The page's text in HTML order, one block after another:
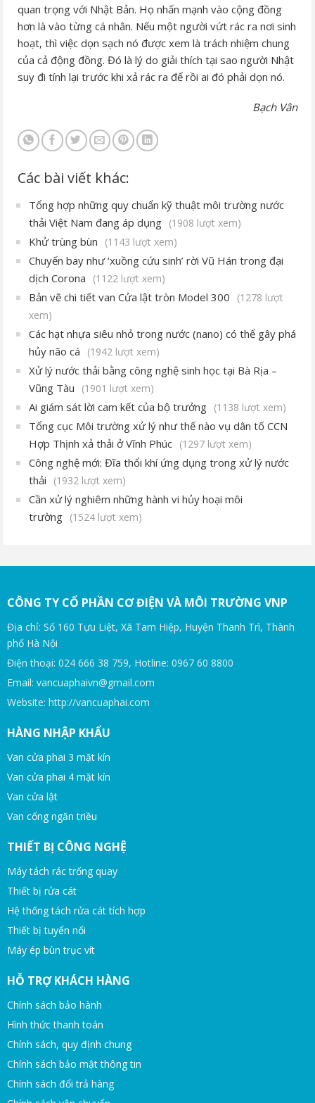
quan trọng với Nhật Bản. Họ nhấn mạnh vào cộng đồng
hơn là vào từng cá nhân. Nếu một người vứt rác ra nơi sinh
hoạt, thì việc dọn sạch nó được xem là trách nhiệm chung
của cả động đồng. Đó là lý do giải thích tại sao người Nhật
suy đi tính lại trước khi xả rác ra để rồi ai đó phải dọn nó.
Bạch Vân
Các bài viết khác:
Tổng hợp những quy chuẩn kỹ thuật môi trường nước
thải Việt Nam đang áp dụng (1908 lượt xem)
Khử trùng bùn (1143 lượt xem)
Chuyến bay như ‘xuồng cứu sinh’ rời Vũ Hán trong đại
dịch Corona
(1122 lượt xem)
Bản vẽ chi tiết van Cửa lật tròn Model 300
(1278 lượt
xem)
Các hạt nhựa siêu nhỏ trong nước (nano) có thể gây phá
hủy não cá
(1942 lượt xem)
Xử lý nước thải bằng công nghệ sinh học tại Bà Rịa –
Vũng Tàu
(1901 lượt xem)
Ai giám sát lời cam kết của bộ trưởng (1138 lượt xem)
Tổng cục Môi trường xử lý như thế nào vụ dân tố CCN
Hợp Thịnh xả thải ở Vĩnh Phúc (1297 lượt xem)
Công nghệ mới: Đĩa thổi khí ứng dụng trong xử lý nước
thải
(1932 lượt xem)
Cần xử lý nghiêm những hành vi hủy hoại môi
trường (1524 lượt xem)
CÔNG TY CỔ PHẦN CƠ ĐIỆN VÀ MÔI TRƯỜNG VNP
Địa chỉ: Số 160 Tựu Liệt, Xã Tam Hiệp, Huyện Thanh Trì, Thành
phố Hà Nội
Điện thoại: 024 666 38 759, Hotline: 0967 60 8800
Email: vancuaphaivn@gmail.com
Website: http://vancuaphai.com
HÀNG NHẬP KHẨU
Van cửa phai 3 mặt kín
Van cửa phai 4 mặt kín
Van cửa lật
Van cổng ngăn triều
THIẾT BỊ CÔNG NGHỆ
Máy tách rác trống quay
Thiết bị rửa cát
Hệ thống tách rửa cát tích hợp
Thiết bị tuyển nổi
Máy ép bùn trục vít
HỖ TRỢ KHÁCH HÀNG
Chính sách bảo hành
Hình thức thanh toán
Chính sách, quy định chung
Chính sách bảo mật thông tin
Chính sách đổi trả hàng